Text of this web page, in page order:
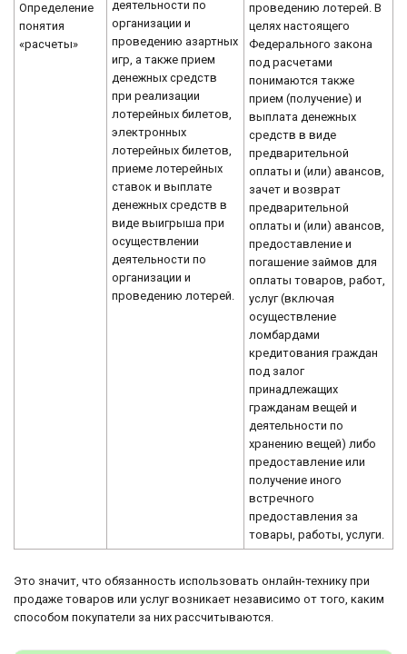
Определение
понятия
«расчеты»
деятельности по
организации и
проведению азартных
игр, а также прием
денежных средств
при реализации
лотерейных билетов,
электронных
лотерейных билетов,
приеме лотерейных
ставок и выплате
денежных средств в
виде выигрыша при
осуществлении
деятельности по
организации и
проведению лотерей.
проведению лотерей. В
целях настоящего
Федерального закона
под расчетами
понимаются также
прием (получение) и
выплата денежных
средств в виде
предварительной
оплаты и (или) авансов,
зачет и возврат
предварительной
оплаты и (или) авансов,
предоставление и
погашение займов для
оплаты товаров, работ,
услуг (включая
осуществление
ломбардами
кредитования граждан
под залог
принадлежащих
гражданам вещей и
деятельности по
хранению вещей) либо
предоставление или
получение иного
встречного
предоставления за
товары, работы, услуги.
Это значит, что обязанность использовать онлайн-технику при
продаже товаров или услуг возникает независимо от того, каким
способом покупатели за них рассчитываются.